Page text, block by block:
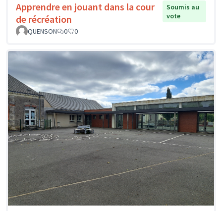
Apprendre en jouant dans la cour
de récréation
Soumis au
vote
QUENSON
0 0